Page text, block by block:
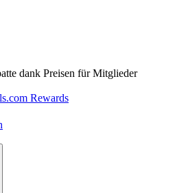
dank Preisen für Mitglieder
Rewards